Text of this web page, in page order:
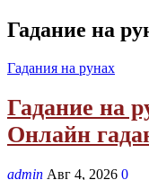
Гадание на
Гадания на рунах
Гадание на
Онлайн
admin Авг 4, 2026 0